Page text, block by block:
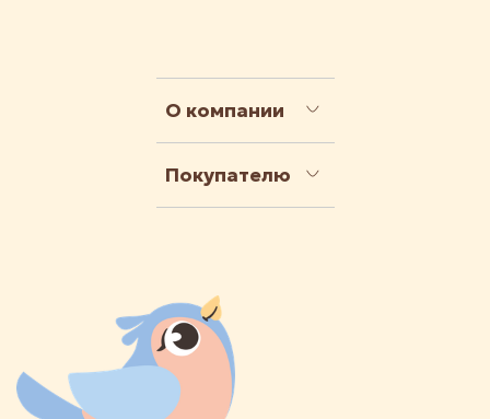
О компании
Покупателю